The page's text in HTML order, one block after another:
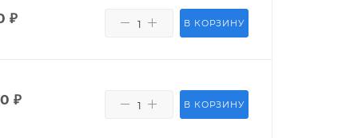
₽ В КОРЗИНУ
₽ В КОРЗИНУ